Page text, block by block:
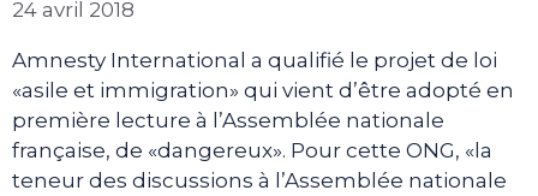
24 avril 2018
Amnesty International a qualifié le projet de loi
«asile et immigration» qui vient d’être adopté en
première lecture à l’Assemblée nationale
française, de «dangereux». Pour cette ONG, «la
teneur des discussions à l’Assemblée nationale